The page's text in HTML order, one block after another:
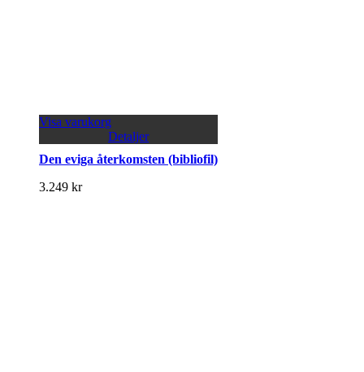
Visa varukorg
Detaljer
Den eviga återkomsten (bibliofil)
3.249 kr